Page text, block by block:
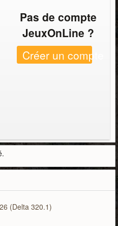
Pas de compte
JeuxOnLine ?
Créer un compte
(Delta 320.1)